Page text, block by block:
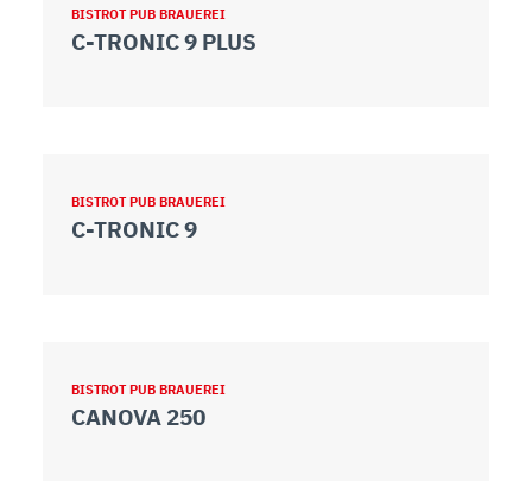
BISTROT PUB BRAUEREI
C-TRONIC 9 PLUS
BISTROT PUB BRAUEREI
C-TRONIC 9
BISTROT PUB BRAUEREI
CANOVA 250